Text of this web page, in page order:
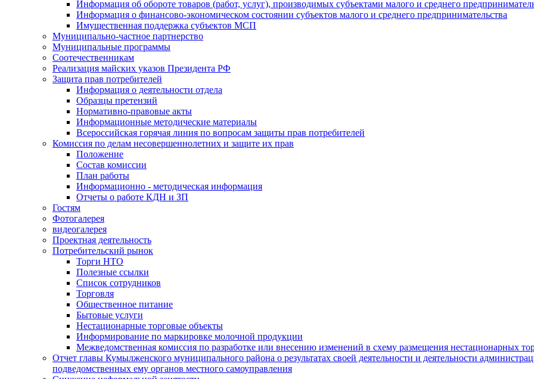
Информация об обороте товаров (работ, услуг), производимых субъектами малого и среднего
Информация о финансово-экономическом состоянии субъектов малого и среднего предпринимательства
Имущественная поддержка субъектов МСП
Муниципально-частное партнерство
Муниципальные программы
Соотечественникам
Реализация майских указов Президента РФ
Защита прав потребителей
Информация о деятельности отдела
Образцы претензий
Нормативно-правовые акты
Информационные методические материалы
Всероссийская горячая линия по вопросам защиты прав потребителей
Комиссия по делам несовершеннолетних и защите их прав
Положение
Состав комиссии
План работы
Информационно - методическая информация
Отчеты о работе КДН и ЗП
Гостям
Фотогалерея
видеогалерея
Проектная деятельность
Потребительский рынок
Торги НТО
Полезные ссылки
Список сотрудников
Торговля
Общественное питание
Бытовые услуги
Нестационарные торговые объекты
Информирование по маркировке молочной продукции
Межведомственная комиссия по разработке или внесению изменений в схему размещения нестационарных
Отчет главы Кумылженского муниципального района о результатах своей деятельности и деятельности
подведомственных ему органов местного самоуправления